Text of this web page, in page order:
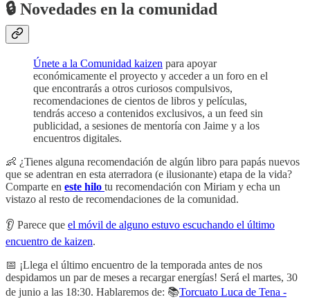
🔒 Novedades en la comunidad
Únete a la Comunidad kaizen para apoyar
económicamente el proyecto y acceder a un foro en el
que encontrarás a otros curiosos compulsivos,
recomendaciones de cientos de libros y películas,
tendrás acceso a contenidos exclusivos, a un feed sin
publicidad, a sesiones de mentoría con Jaime y a los
encuentros digitales.
👶 ¿Tienes alguna recomendación de algún libro para papás nuevos
que se adentran en esta aterradora (e ilusionante) etapa de la vida?
Comparte en este hilo tu recomendación con Miriam y echa un
vistazo al resto de recomendaciones de la comunidad.
👂 Parece que el móvil de alguno estuvo escuchando el último
encuentro de kaizen.
📅 ¡Llega el último encuentro de la temporada antes de nos
despidamos un par de meses a recargar energías! Será el martes, 30
de junio a las 18:30. Hablaremos de: 📚Torcuato Luca de Tena -